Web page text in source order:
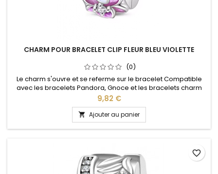
CHARM POUR BRACELET CLIP FLEUR BLEU VIOLETTE
(0)
Le charm s'ouvre et se referme sur le bracelet Compatible
avec les bracelets Pandora, Gnoce et les bracelets charm
de notre site idéal pour : Noël, Saint Valentin, anniversaire,
anniversaire de mariage
Prix
9,82 €
 Ajouter au panier
favorite_border